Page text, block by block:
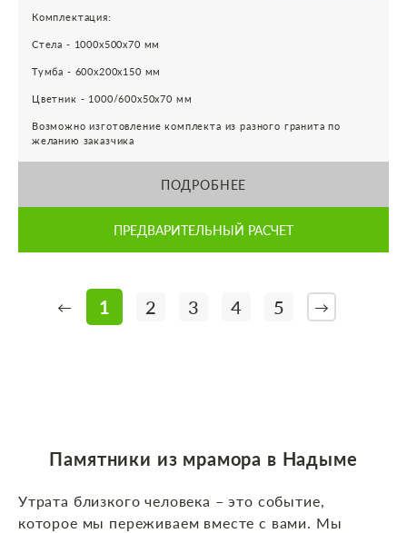
Комплектация:
Стела - 1000х500х70 мм
Тумба - 600х200х150 мм
Цветник - 1000/600х50х70 мм
Возможно изготовление комплекта из разного гранита по
желанию заказчика
ПОДРОБНЕЕ
ПРЕДВАРИТЕЛЬНЫЙ РАСЧЕТ
← 1 2 3 4 5 →
Памятники из мрамора в Надыме
Утрата близкого человека – это событие,
которое мы переживаем вместе с вами. Мы